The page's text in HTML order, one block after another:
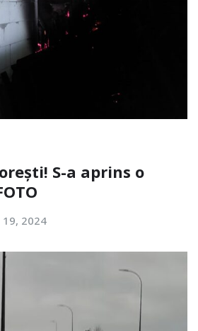
S-a aprins o
19, 2024